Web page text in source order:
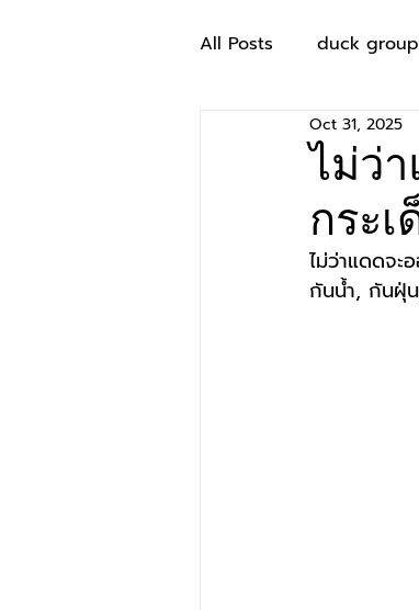
All Posts duck group
ไม่ว่
กระเ
Oct 31, 2025
ไม่ว่าแดดจะ
กันน้ำ, กันฝุ่